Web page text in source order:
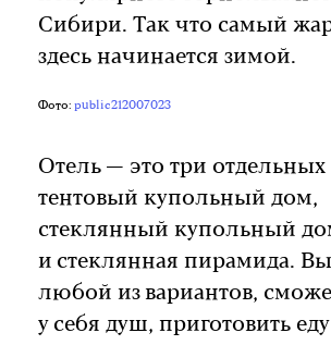
Сибири. Так что самый
здесь начинается зимой.
Фото: public212007023
Отель — это три отдельных
тентовый купольный дом,
стеклянный купольный
и стеклянная пирамида.
любой из вариантов,
у себя душ, приготовить